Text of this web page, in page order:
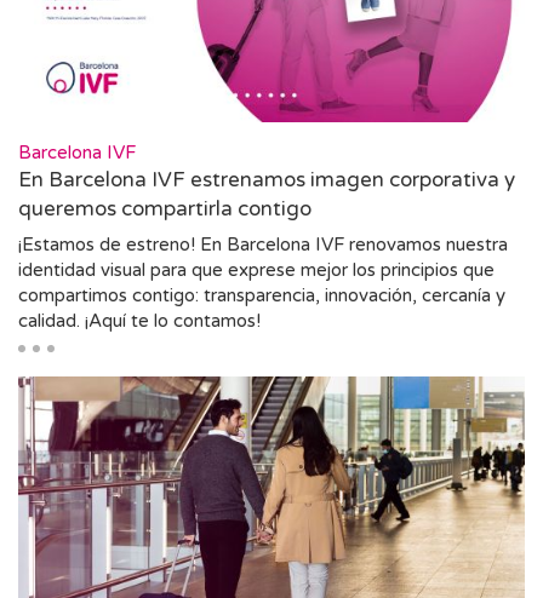
Barcelona IVF
En Barcelona IVF estrenamos imagen corporativa y
queremos compartirla contigo
¡Estamos de estreno! En Barcelona IVF renovamos nuestra
identidad visual para que exprese mejor los principios que
compartimos contigo: transparencia, innovación, cercanía y
calidad. ¡Aquí te lo contamos!